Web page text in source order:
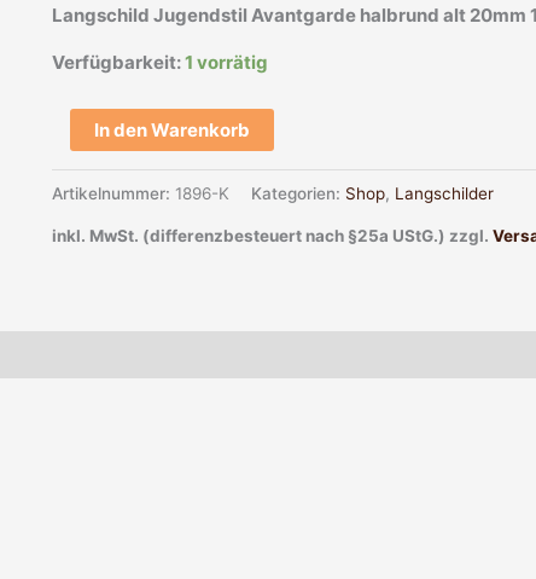
Langschild Jugendstil Avantgarde halbrund alt 20mm
Verfügbarkeit:1 vorrätig
In den Warenkorb
Artikelnummer: 1896-K Kategorien: Shop, Langschilder
inkl. MwSt. (differenzbesteuert nach §25a UStG.) zzgl.